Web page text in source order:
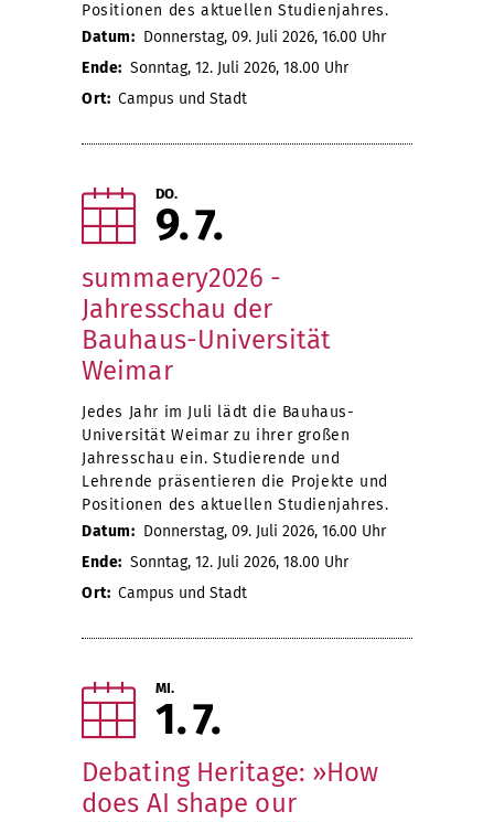
Positionen des aktuellen Studienjahres.
Datum: Donnerstag, 09. Juli 2026, 16.00 Uhr
Ende: Sonntag, 12. Juli 2026, 18.00 Uhr
Ort: Campus und Stadt
DO.
9 7
summaery2026 -
Jahresschau der
Bauhaus-Universität
Weimar
Jedes Jahr im Juli lädt die Bauhaus-
Universität Weimar zu ihrer großen
Jahresschau ein. Studierende und
Lehrende präsentieren die Projekte und
Positionen des aktuellen Studienjahres.
Datum: Donnerstag, 09. Juli 2026, 16.00 Uhr
Ende: Sonntag, 12. Juli 2026, 18.00 Uhr
Ort: Campus und Stadt
MI.
1 7
Debating Heritage: »How
does AI shape our